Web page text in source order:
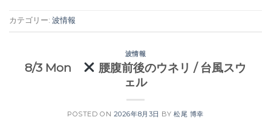
カテゴリー: 波情報
波情報
8/3 Mon
腰腹前後のウネリ / 台風スウ
ェル
POSTED ON 2026年8月3日 BY松尾 博幸